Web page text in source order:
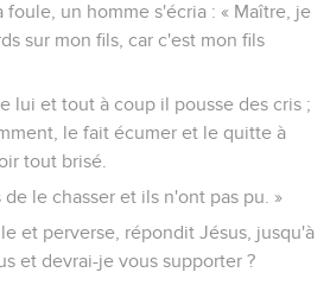
un homme s'écria : « Maître, je
sur mon fils, car c'est mon fils
lui et tout à coup il pousse des cris ;
le fait écumer et le quitte à
tout brisé.
le chasser et ils n'ont pas pu. »
et perverse, répondit Jésus, jusqu'à
et devrai-je vous supporter ?